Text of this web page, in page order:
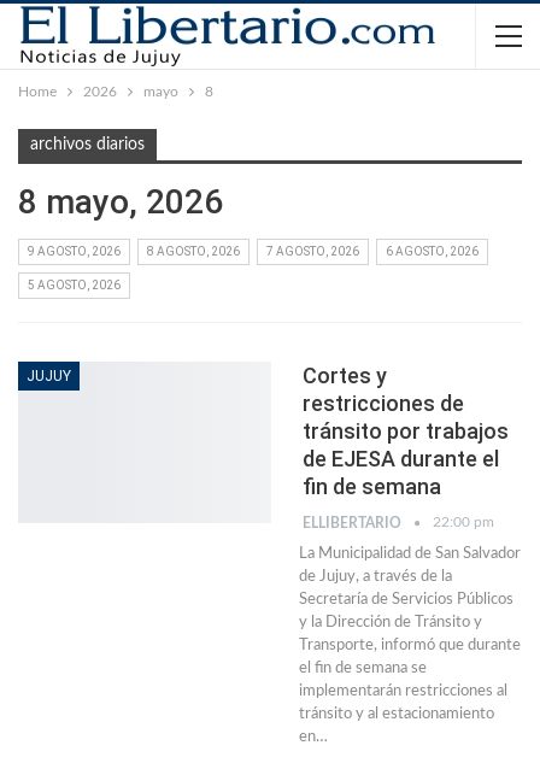
Home 2026 mayo 8
archivos diarios
8 mayo, 2026
9 AGOSTO, 2026 8 AGOSTO, 2026 7 AGOSTO, 2026 6 AGOSTO, 2026
5 AGOSTO, 2026
JUJUY
Cortes y
restricciones de
tránsito por trabajos
de EJESA durante el
fin de semana
ELLIBERTARIO 22:00 pm
La Municipalidad de San Salvador
de Jujuy, a través de la
Secretaría de Servicios Públicos
y la Dirección de Tránsito y
Transporte, informó que durante
el fin de semana se
implementarán restricciones al
tránsito y al estacionamiento
en…